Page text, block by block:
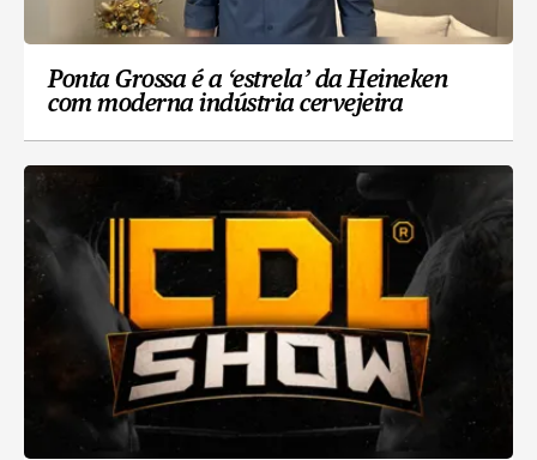
Ponta Grossa é a ‘estrela’ da Heineken
com moderna indústria cervejeira